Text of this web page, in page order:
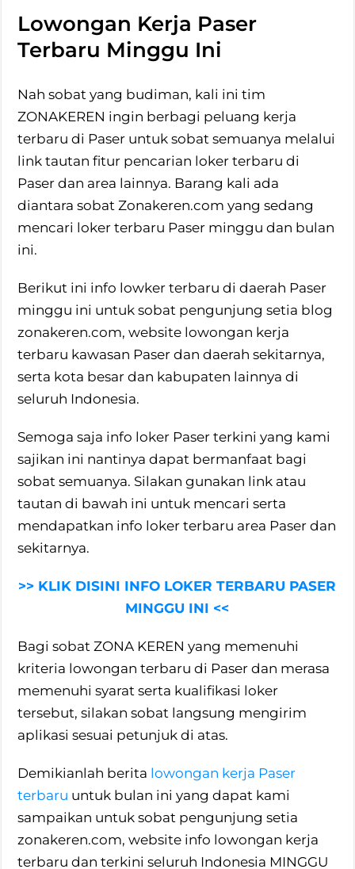
Lowongan Kerja Paser
Terbaru Minggu Ini
Nah sobat yang budiman, kali ini tim
ZONAKEREN ingin berbagi peluang kerja
terbaru di Paser untuk sobat semuanya melalui
link tautan fitur pencarian loker terbaru di
Paser dan area lainnya. Barang kali ada
diantara sobat Zonakeren.com yang sedang
mencari loker terbaru Paser minggu dan bulan
ini.
Berikut ini info lowker terbaru di daerah Paser
minggu ini untuk sobat pengunjung setia blog
zonakeren.com, website lowongan kerja
terbaru kawasan Paser dan daerah sekitarnya,
serta kota besar dan kabupaten lainnya di
seluruh Indonesia.
Semoga saja info loker Paser terkini yang kami
sajikan ini nantinya dapat bermanfaat bagi
sobat semuanya. Silakan gunakan link atau
tautan di bawah ini untuk mencari serta
mendapatkan info loker terbaru area Paser dan
sekitarnya.
>> KLIK DISINI INFO LOKER TERBARU PASER
MINGGU INI <<
Bagi sobat ZONA KEREN yang memenuhi
kriteria lowongan terbaru di Paser dan merasa
memenuhi syarat serta kualifikasi loker
tersebut, silakan sobat langsung mengirim
aplikasi sesuai petunjuk di atas.
Demikianlah berita lowongan kerja Paser
terbaru untuk bulan ini yang dapat kami
sampaikan untuk sobat pengunjung setia
zonakeren.com, website info lowongan kerja
terbaru dan terkini seluruh Indonesia MINGGU